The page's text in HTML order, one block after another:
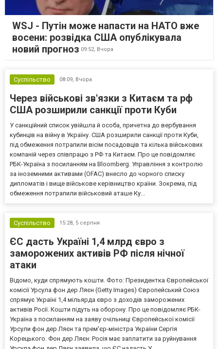
WSJ - Путін може напасти на НАТО вже
восени: розвідка США опублікувала
новий прогноз 09:52, Вчора
Суспільство 08:09, Вчора
Через військові зв'язки з Китаєм та рф
США розширили санкції проти Куби
У санкційний список увійшла й особа, причетна до вербування
кубинців на війну в Україну. США розширили санкції проти Куби,
під обмеження потрапили вісім посадовців та кілька військових
компаній через співпрацю з РФ та Китаєм. Про це повідомляє
РБК-Україна з посиланням на Bloomberg. Управління з контролю
за іноземними активами (OFAC) внесло до чорного списку
дипломатів і вище військове керівництво країни. Зокрема, під
обмеження потрапили військовий аташе Ку...
Суспільство 15:28, 5 серпня
ЄС дасть Україні 1,4 млрд євро з
заморожених активів РФ після нічної
атаки
Відомо, куди спрямують кошти. Фото: Президентка Європейської
комісії Урсула фон дер Ляєн (Getty Images) Європейський Союз
спрямує Україні 1,4 мільярда євро з доходів заморожених
активів Росії. Кошти підуть на оборону. Про це повідомляє РБК-
Україна з посиланням на заяву очільниці Європейської комісії
Урсули фон дер Ляєн та прем'єр-міністра України Сергія
Корецького. Фон дер Ляєн: Росія має заплатити за руйнування